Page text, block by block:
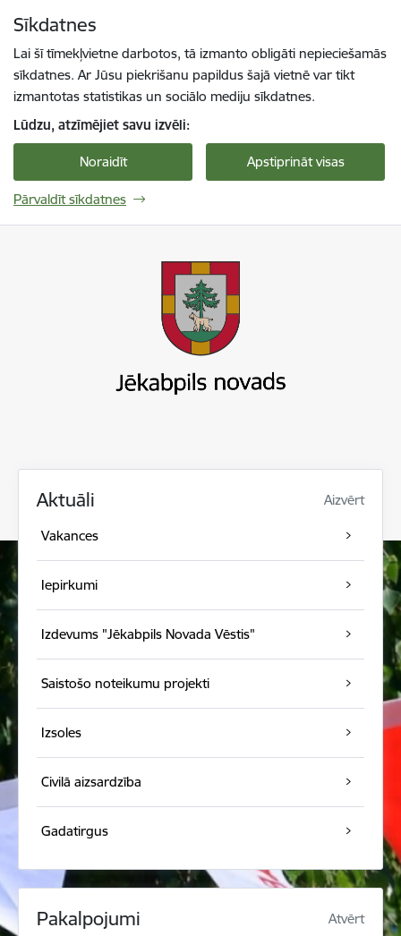
Sīkdatnes
Lai šī tīmekļvietne darbotos, tā izmanto obligāti nepieciešamās
sīkdatnes. Ar Jūsu piekrišanu papildus šajā vietnē var tikt
izmantotas statistikas un sociālo mediju sīkdatnes.
Lūdzu, atzīmējiet savu izvēli:
Noraidīt Apstiprināt visas
Pārvaldīt sīkdatnes
Aktuāli Aizvērt
Vakances
Iepirkumi
Izdevums "Jēkabpils Novada Vēstis"
Saistošo noteikumu projekti
Izsoles
Civilā aizsardzība
Gadatirgus
Pakalpojumi Atvērt